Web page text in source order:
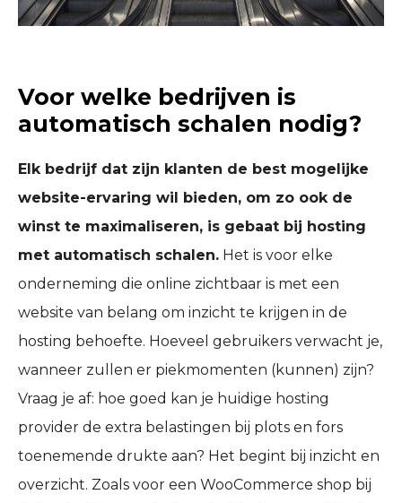
Voor welke bedrijven is
automatisch schalen nodig?
Elk bedrijf dat zijn klanten de best mogelijke
website-ervaring wil bieden, om zo ook de
winst te maximaliseren, is gebaat bij hosting
met automatisch schalen. Het is voor elke
onderneming die online zichtbaar is met een
website van belang om inzicht te krijgen in de
hosting behoefte. Hoeveel gebruikers verwacht je,
wanneer zullen er piekmomenten (kunnen) zijn?
Vraag je af: hoe goed kan je huidige hosting
provider de extra belastingen bij plots en fors
toenemende drukte aan? Het begint bij inzicht en
overzicht. Zoals voor een WooCommerce shop bij